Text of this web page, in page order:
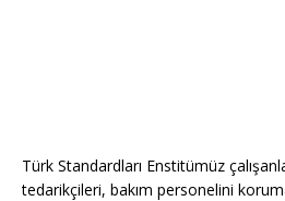
Türk Standardları Enstitümüz
tedarikçileri, bakım personelini